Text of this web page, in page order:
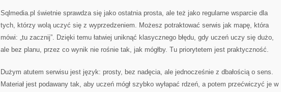
Sqlmedia.pl świetnie sprawdza się jako ostatnia prosta, ale też jako regularne wsparcie dla
tych, którzy wolą uczyć się z wyprzedzeniem. Możesz potraktować serwis jak mapę, która
mówi: „tu zacznij”. Dzięki temu łatwiej uniknąć klasycznego błędu, gdy uczeń uczy się dużo,
ale bez planu, przez co wynik nie rośnie tak, jak mógłby. Tu priorytetem jest praktyczność.
Dużym atutem serwisu jest język: prosty, bez nadęcia, ale jednocześnie z dbałością o sens.
Materiał jest podawany tak, aby uczeń mógł szybko wyłapać rdzeń, a potem przećwiczyć je w